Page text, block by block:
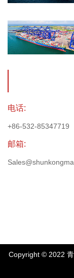
电话:
+86-532-85347719
邮箱:
Copyright © 2022